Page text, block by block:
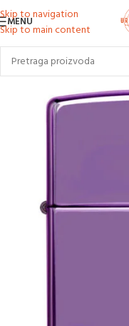
Skip to navigation
Skip to main content
MENU